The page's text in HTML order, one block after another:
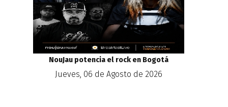
NouJau potencia el rock en Bogotá
Jueves, 06 de Agosto de 2026